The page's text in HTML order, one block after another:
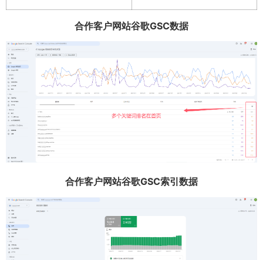
合作客户网站谷歌GSC数据
合作客户网站谷歌GSC索引数据